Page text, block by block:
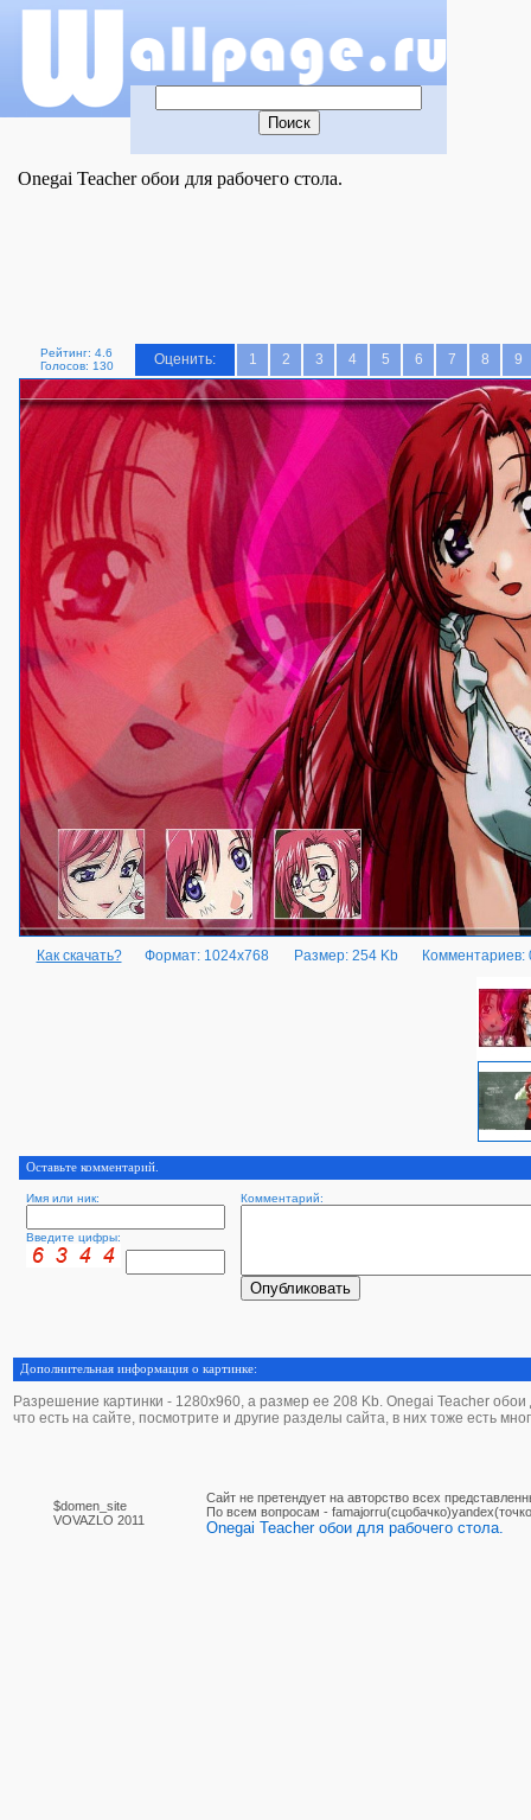
Onegai Teacher обои для рабочего стола.
Рейтинг: 4.6
Голосов: 130
Оценить: 1 2 3 4 5 6 7 8 9
Как скачать? Формат: 1024x768 Размер: 254 Kb Комментариев:
Оставьте комментарий.
Имя или ник: Комментарий:
Введите цифры:
Дополнительная информация о картинке:
Разрешение картинки - 1280х960, а размер ее 208 Kb. Onegai Teacher обои
что есть на сайте, посмотрите и другие разделы сайта, в них тоже есть
$domen_site
VOVAZLO 2011
Сайт не претендует на авторство всех
По вcем вопросам -
Onegai Teacher обои для рабочего стола.